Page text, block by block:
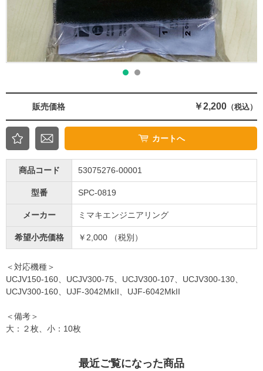
販売価格 ￥2,200 （税込）
カートへ
商品コード 53075276-00001
型番 SPC-0819
メーカー ミマキエンジニアリング
希望小売価格 ￥2,000 （税別）
＜対応機種＞
UCJV150-160、UCJV300-75、UCJV300-107、UCJV300-130、
UCJV300-160、UJF-3042MkII、UJF-6042MkII
＜備考＞
大：２枚、小：10枚
最近ご覧になった商品